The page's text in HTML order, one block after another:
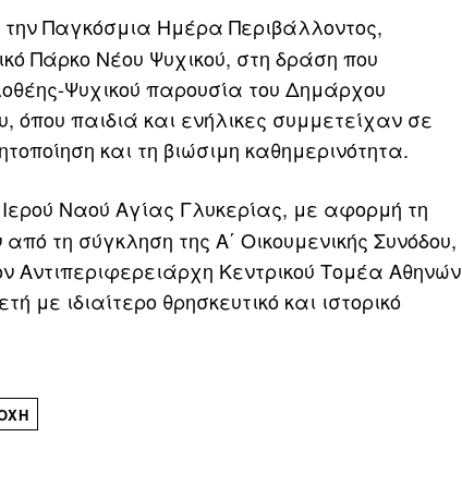
Παγκόσμια Ημέρα Περιβάλλοντος,
Πάρκο Νέου Ψυχικού, στη δράση που
Ψυχικού παρουσία του Δημάρχου
παιδιά και ενήλικες συμμετείχαν σε
και τη βιώσιμη καθημερινότητα.
Ναού Αγίας Γλυκερίας, με αφορμή τη
τη σύγκληση της Α΄ Οικουμενικής Συνόδου,
Κεντρικού Τομέα Αθηνών
ιδιαίτερο θρησκευτικό και ιστορικό